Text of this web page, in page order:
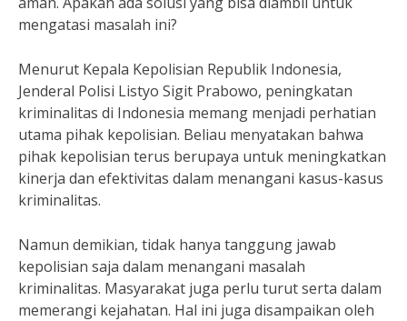
mengatasi masalah ini?
Menurut Kepala Kepolisian Republik Indonesia,
Jenderal Polisi Listyo Sigit Prabowo, peningkatan
kriminalitas di Indonesia memang menjadi perhatian
utama pihak kepolisian. Beliau menyatakan bahwa
pihak kepolisian terus berupaya untuk meningkatkan
kinerja dan efektivitas dalam menangani kasus-kasus
kriminalitas.
Namun demikian, tidak hanya tanggung jawab
kepolisian saja dalam menangani masalah
kriminalitas. Masyarakat juga perlu turut serta dalam
memerangi kejahatan. Hal ini juga disampaikan oleh